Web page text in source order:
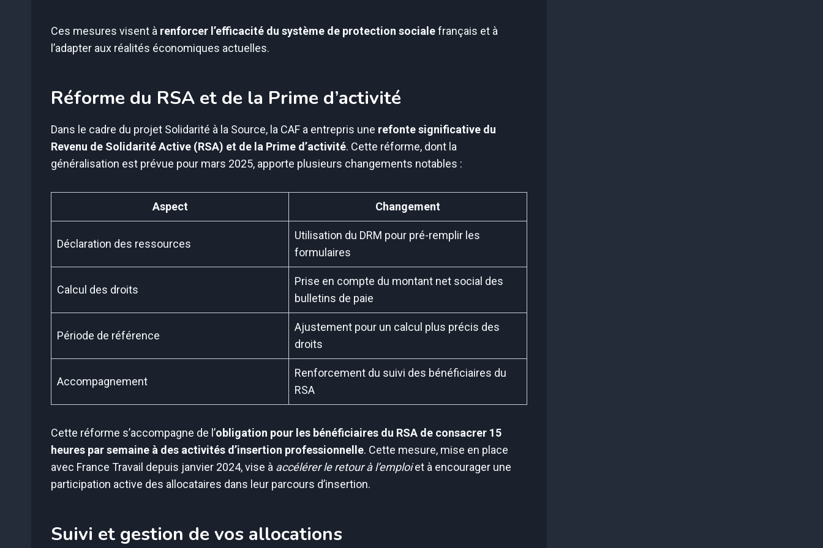
Ces mesures visent à renforcer l’efficacité du système de protection socialefrançais et à
l’adapter aux réalités économiques actuelles.
Réforme du RSA et de la Prime d’activité
Dans le cadre du projet Solidarité à la Source, la CAF a entrepris une refonte significative du
Revenu de Solidarité Active (RSA) et de la Prime d’activité. Cette réforme, dont la
généralisation est prévue pour mars 2025, apporte plusieurs changements notables :
Aspect Changement
Déclaration des ressources
Utilisation du DRM pour pré-remplir les
formulaires
Calcul des droits
Prise en compte du montant net social des
bulletins de paie
Période de référence
Ajustement pour un calcul plus précis des
droits
Accompagnement
Renforcement du suivi des bénéficiaires du
RSA
Cette réforme s’accompagne de l’obligation pour les bénéficiaires du RSA de consacrer 15
heures par semaine à des activités d’insertion professionnelle. Cette mesure, mise en place
avec France Travail depuis janvier 2024, vise à accélérer le retour à l’emploiet à encourager une
participation active des allocataires dans leur parcours d’insertion.
Suivi et gestion de vos allocations